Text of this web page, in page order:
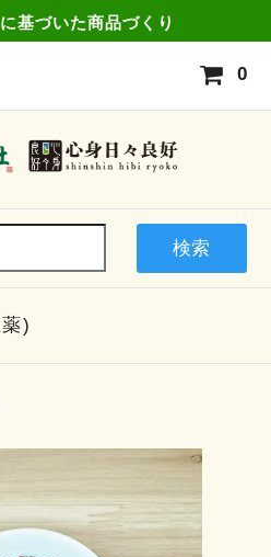
基づいた商品づくり
0
検索
)